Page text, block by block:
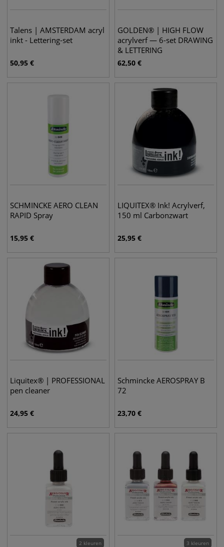
Talens | AMSTERDAM acryl
inkt - Lettering-set
50,95 €
GOLDEN® | HIGH FLOW
acrylverf — 6-set DRAWING
& LETTERING
62,50 €
SCHMINCKE AERO CLEAN
RAPID Spray
15,95 €
LIQUITEX® Ink! Acrylverf,
150 ml Carbonzwart
25,95 €
Liquitex® | PROFESSIONAL
pen cleaner
24,95 €
Schmincke AEROSPRAY B
72
23,70 €
2 kleuren 3 kleuren